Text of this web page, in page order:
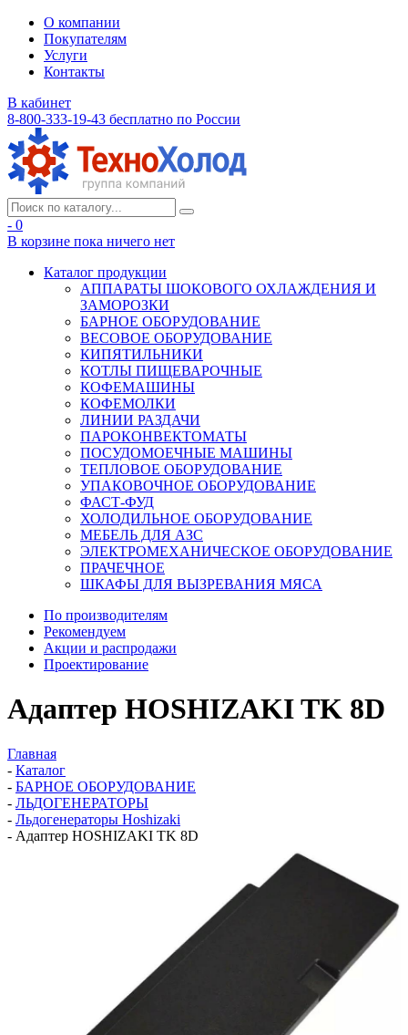
О компании
Покупателям
Услуги
Контакты
В кабинет
8-800-333-19-43 бесплатно по России
- 0
В корзине пока ничего нет
Каталог продукции
АППАРАТЫ ШОКОВОГО ОХЛАЖДЕНИЯ И
ЗАМОРОЗКИ
БАРНОЕ ОБОРУДОВАНИЕ
ВЕСОВОЕ ОБОРУДОВАНИЕ
КИПЯТИЛЬНИКИ
КОТЛЫ ПИЩЕВАРОЧНЫЕ
КОФЕМАШИНЫ
КОФЕМОЛКИ
ЛИНИИ РАЗДАЧИ
ПАРОКОНВЕКТОМАТЫ
ПОСУДОМОЕЧНЫЕ МАШИНЫ
ТЕПЛОВОЕ ОБОРУДОВАНИЕ
УПАКОВОЧНОЕ ОБОРУДОВАНИЕ
ФАСТ-ФУД
ХОЛОДИЛЬНОЕ ОБОРУДОВАНИЕ
МЕБЕЛЬ ДЛЯ АЗС
ЭЛЕКТРОМЕХАНИЧЕСКОЕ ОБОРУДОВАНИЕ
ПРАЧЕЧНОЕ
ШКАФЫ ДЛЯ ВЫЗРЕВАНИЯ МЯСА
По производителям
Рекомендуем
Акции и распродажи
Проектирование
Адаптер HOSHIZAKI TK 8D
Главная
- Каталог
- БАРНОЕ ОБОРУДОВАНИЕ
- ЛЬДОГЕНЕРАТОРЫ
- Льдогенераторы Hoshizaki
- Адаптер HOSHIZAKI TK 8D